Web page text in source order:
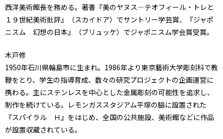
西洋美術館長を務める。著書『美のヤヌス―テオフィール・トレと
１９世紀美術批評』（スカイドア）でサントリー学芸賞、『ジャポ
ニスム 幻想の日本』（ブリュッケ）でジャポニスム学会賞受賞。
木戸修
1950年石川県輪島市に生まれ。1986年より東京藝術大学彫刻科で教
鞭をとり、学生の指導育成、数々の研究プロジェクトの企画運営に
携わる。主にステンレスを中心とした金属彫刻の可能性を追求し、
制作を続けている。レモンガススタジアム平塚の脇に設置された
『スパイラル Ｈ』をはじめ、全国の公共施設、美術館などに作品
が設置収蔵されている。